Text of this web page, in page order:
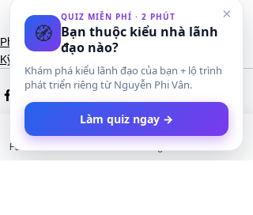
bằng miếng bánh mà thôi.
Phát triển bản thân
Kỹ năng tương lai
Facebook
×
🧭
QUIZ MIỄN PHÍ · 2 PHÚT
Bạn thuộc kiểu nhà lãnh
đạo nào?
Khám phá kiểu lãnh đạo của bạn + lộ trình
phát triển riêng từ Nguyễn Phi Vân.
Làm quiz ngay →